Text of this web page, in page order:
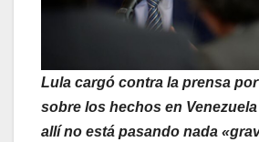
Lula cargó contra la prensa
sobre los hechos en
allí no está pasando nada